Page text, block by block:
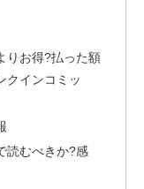
りお得?払った額
クインコミッ
読むべきか?感